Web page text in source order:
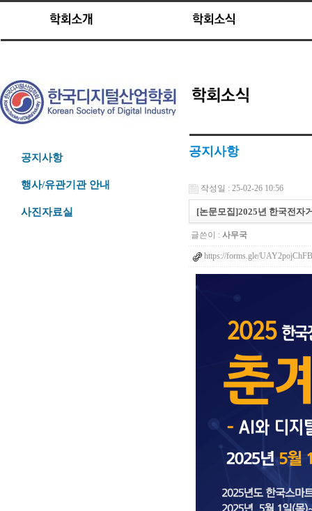
공지사항
행사/유관기관 안내
사진자료실
공지사항
작성일 : 25-02-26 10:56
[논문모집]2025년 한국전자
글쓴이 : 사무국
https://forms.gle/